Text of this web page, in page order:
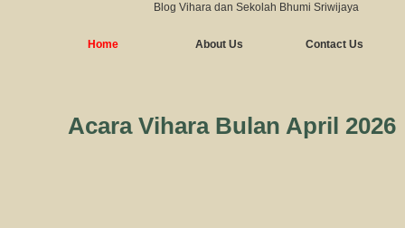
Blog Vihara dan Sekolah Bhumi Sriwijaya
Home About Us Contact Us
Acara Vihara Bulan April 2026